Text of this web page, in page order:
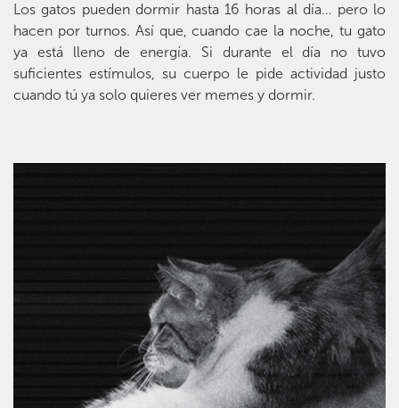
Los gatos pueden dormir hasta 16 horas al día… pero lo
hacen por turnos. Así que, cuando cae la noche, tu gato
ya está lleno de energía. Si durante el día no tuvo
suficientes estímulos, su cuerpo le pide actividad justo
cuando tú ya solo quieres ver memes y dormir.